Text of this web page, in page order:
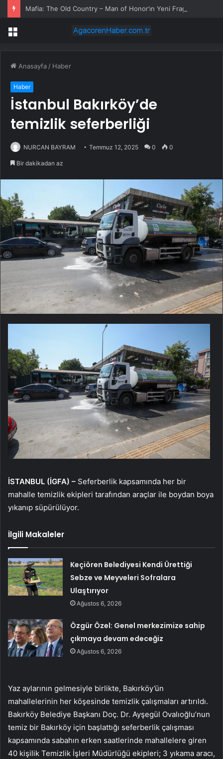
Menü
Anasayfa / Haber
Haber
İstanbul Bakırköy’de
temizlik seferberliği
NURCAN BAYRAM Temmuz 12, 2025 0 0
Bir dakikadan az
İSTANBUL (İGFA) – Seferberlik kapsamında her bir
mahalle temizlik ekipleri tarafından araçlar ile boydan boya
yıkanıp süpürülüyor.
İlgili Makaleler
Keçiören Belediyesi Kendi Ürettiği
Sebze ve Meyveleri Sofralara
Ulaştırıyor
Ağustos 6, 2026
Özgür Özel: Genel merkezimize sahip
çıkmaya devam edeceğiz
Ağustos 6, 2026
Yaz aylarının gelmesiyle birlikte, Bakırköy’ün
mahallelerinin her köşesinde temizlik çalışmaları artırıldı.
Bakırköy Belediye Başkanı Doç. Dr. Ayşegül Ovalıoğlu’nun
temiz bir Bakırköy için başlattığı seferberlik çalışması
kapsamında sabahın erken saatlerinde mahallelere giren
40 kişilik Temizlik İşleri Müdürlüğü ekipleri; 3 yıkama aracı,